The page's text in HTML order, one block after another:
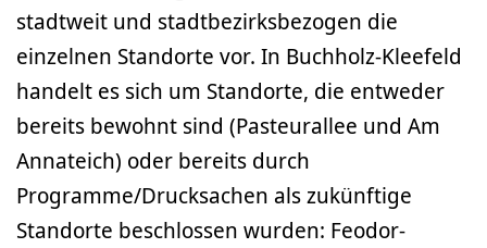
stadtweit und stadtbezirksbezogen die
einzelnen Standorte vor. In Buchholz-Kleefeld
handelt es sich um Standorte, die entweder
bereits bewohnt sind (Pasteurallee und Am
Annateich) oder bereits durch
Programme/Drucksachen als zukünftige
Standorte beschlossen wurden: Feodor-